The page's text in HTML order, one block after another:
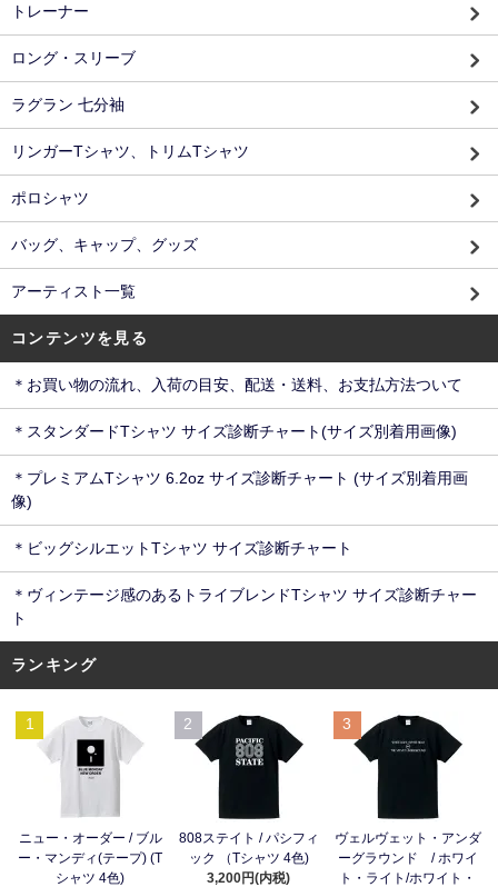
トレーナー
ロング・スリーブ
ラグラン 七分袖
リンガーTシャツ、トリムTシャツ
ポロシャツ
バッグ、キャップ、グッズ
アーティスト一覧
コンテンツを見る
＊お買い物の流れ、入荷の目安、配送・送料、お支払方法ついて
＊スタンダードTシャツ サイズ診断チャート(サイズ別着用画像)
＊プレミアムTシャツ 6.2oz サイズ診断チャート (サイズ別着用画
像)
＊ビッグシルエットTシャツ サイズ診断チャート
＊ヴィンテージ感のあるトライブレンドTシャツ サイズ診断チャー
ト
ランキング
1
ニュー・オーダー / ブル
ー・マンディ(テープ) (T
シャツ 4色)
2
808ステイト / パシフィ
ック （Tシャツ 4色)
3,200円(内税)
3
ヴェルヴェット・アンダ
ーグラウンド / ホワイ
ト・ライト/ホワイト・